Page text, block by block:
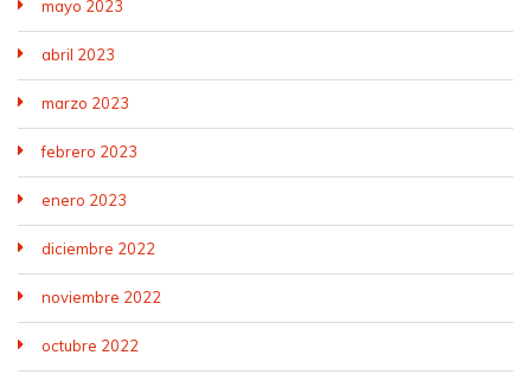
mayo 2023
abril 2023
marzo 2023
febrero 2023
enero 2023
diciembre 2022
noviembre 2022
octubre 2022